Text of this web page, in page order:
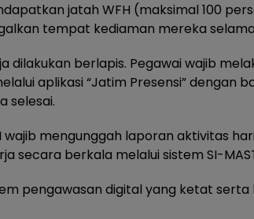
jatah WFH (maksimal 100
tempat kediaman mereka
dilakukan berlapis. Pegawai wajib
aplikasi “Jatim Presensi” dengan
selesai.
wajib mengunggah laporan aktivitas
secara berkala melalui sistem SI-
pengawasan digital yang ketat